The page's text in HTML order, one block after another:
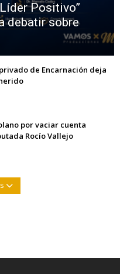
Positivo”
debatir sobre
de Encarnación deja
por vaciar cuenta
Rocío Vallejo